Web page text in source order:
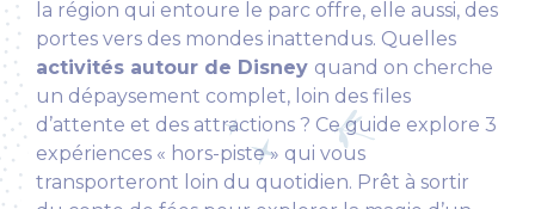
la région qui entoure le parc offre, elle aussi, des
portes vers des mondes inattendus. Quelles
activités autour de Disney quand on cherche
un dépaysement complet, loin des files
d’attente et des attractions ? Ce guide explore 3
expériences « hors-piste » qui vous
transporteront loin du quotidien. Prêt à sortir